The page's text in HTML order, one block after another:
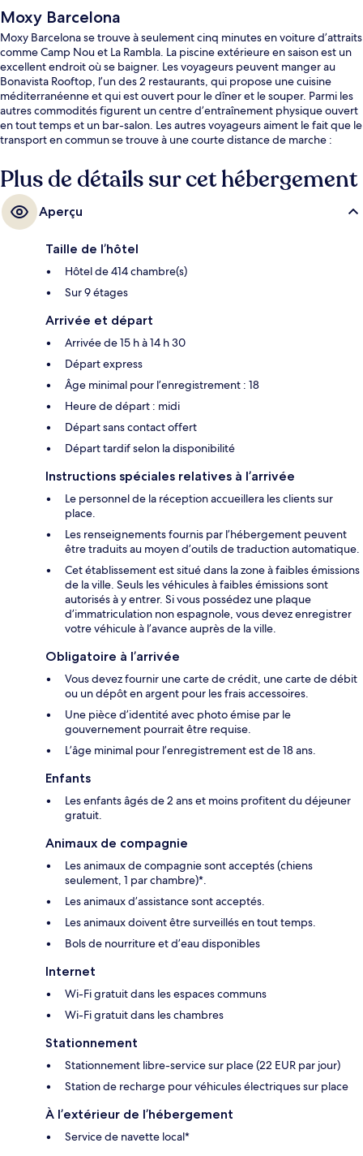
Moxy Barcelona
Moxy Barcelona se trouve à seulement cinq minutes en voiture d’attraits
comme Camp Nou et La Rambla. La piscine extérieure en saison est un
excellent endroit où se baigner. Les voyageurs peuvent manger au
Bonavista Rooftop, l’un des 2 restaurants, qui propose une cuisine
méditerranéenne et qui est ouvert pour le dîner et le souper. Parmi les
autres commodités figurent un centre d’entraînement physique ouvert
en tout temps et un bar-salon. Les autres voyageurs aiment le fait que le
transport en commun se trouve à une courte distance de marche :
Tarragona, à 4 minutes.
Plus de détails sur cet hébergement
Aperçu
Taille de l’hôtel
Hôtel de 414 chambre(s)
Sur 9 étages
Arrivée et départ
Arrivée de 15 h à 14 h 30
Départ express
Âge minimal pour l’enregistrement : 18
Heure de départ : midi
Départ sans contact offert
Départ tardif selon la disponibilité
Instructions spéciales relatives à l’arrivée
Le personnel de la réception accueillera les clients sur
place.
Les renseignements fournis par l’hébergement peuvent
être traduits au moyen d’outils de traduction automatique.
Cet établissement est situé dans la zone à faibles émissions
de la ville. Seuls les véhicules à faibles émissions sont
autorisés à y entrer. Si vous possédez une plaque
d’immatriculation non espagnole, vous devez enregistrer
votre véhicule à l’avance auprès de la ville.
Obligatoire à l’arrivée
Vous devez fournir une carte de crédit, une carte de débit
ou un dépôt en argent pour les frais accessoires.
Une pièce d’identité avec photo émise par le
gouvernement pourrait être requise.
L’âge minimal pour l’enregistrement est de 18 ans.
Enfants
Les enfants âgés de 2 ans et moins profitent du déjeuner
gratuit.
Animaux de compagnie
Les animaux de compagnie sont acceptés (chiens
seulement, 1 par chambre)*.
Les animaux d’assistance sont acceptés.
Les animaux doivent être surveillés en tout temps.
Bols de nourriture et d’eau disponibles
Internet
Wi-Fi gratuit dans les espaces communs
Wi-Fi gratuit dans les chambres
Stationnement
Stationnement libre-service sur place (22 EUR par jour)
Station de recharge pour véhicules électriques sur place
À l’extérieur de l’hébergement
Service de navette local*